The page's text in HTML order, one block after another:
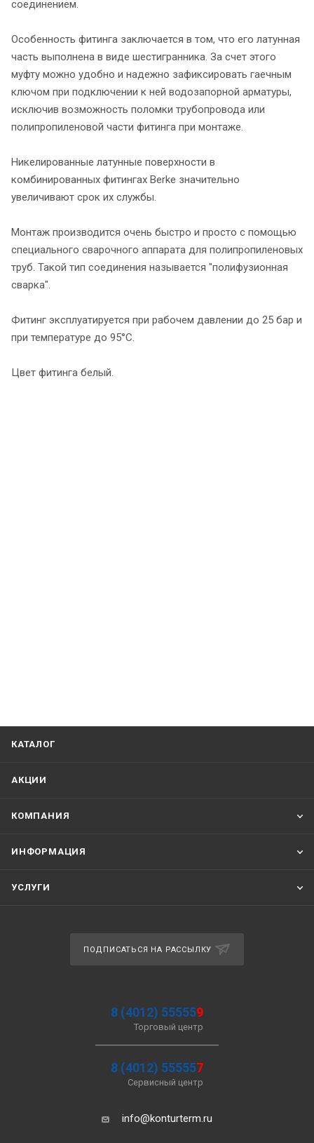
соединением.
Особенность фитинга заключается в том, что его латунная
часть выполнена в виде шестигранника. За счет этого
муфту можно удобно и надежно зафиксировать гаечным
ключом при подключении к ней водозапорной арматуры,
исключив возможность поломки трубопровода или
полипропиленовой части фитинга при монтаже.
Никелированные латунные поверхности в
комбинированных фитингах Berke значительно
увеличивают срок их службы.
Монтаж производится очень быстро и просто с помощью
специального сварочного аппарата для полипропиленовых
труб. Такой тип соединения называется "полифузионная
сварка".
Фитинг эксплуатируется при рабочем давлении до 25 бар и
при температуре до 95°С.
Цвет фитинга белый.
КАТАЛОГ
АКЦИИ
КОМПАНИЯ
ИНФОРМАЦИЯ
УСЛУГИ
ПОДПИСАТЬСЯ НА РАССЫЛКУ
8 (4012) 555559
Торговый центр
8 (4012) 555557
Сервисный центр
info@konturterm.ru